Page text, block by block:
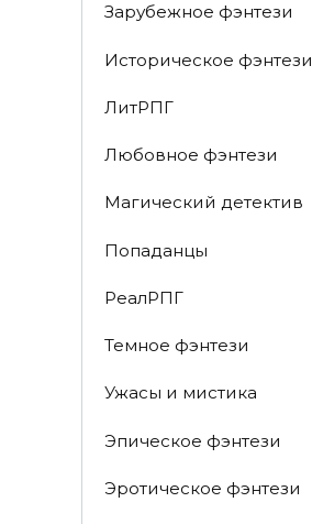
Зарубежное фэнтези
Историческое фэнтези
ЛитРПГ
Любовное фэнтези
Магический детектив
Попаданцы
РеалРПГ
Темное фэнтези
Ужасы и мистика
Эпическое фэнтези
Эротическое фэнтези